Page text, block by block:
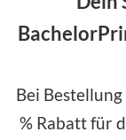
Bei
% Rabatt für